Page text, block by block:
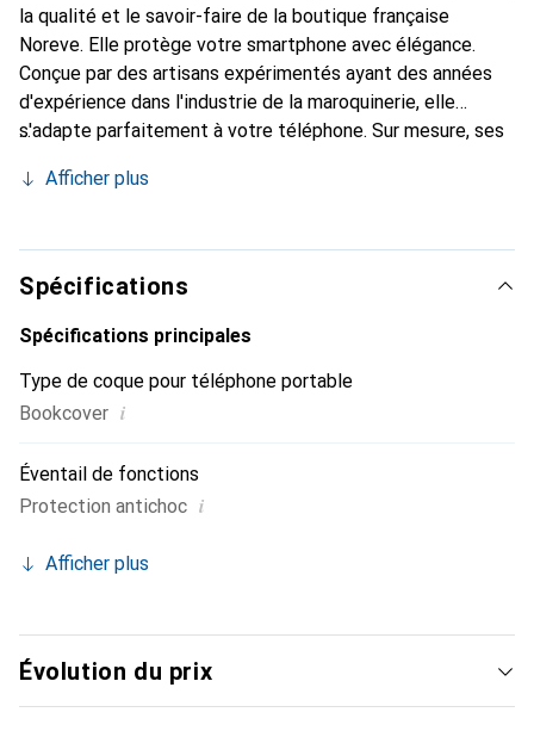
la qualité et le savoir-faire de la boutique française
Noreve. Elle protège votre smartphone avec élégance.
Conçue par des artisans expérimentés ayant des années
d'expérience dans l'industrie de la maroquinerie, elle
s'adapte parfaitement à votre téléphone. Sur mesure, ses
peau. Elle devient l'accessoire chic et indispensable pour
ses produits de haute qualité, la marque Noreve est un
choix fiable pour une clientèle exigeante.
Afficher plus
Spécifications
Spécifications principales
Type de coque pour téléphone portable
Bookcover i
Éventail de fonctions
Protection antichoc i
Afficher plus
Évolution du prix